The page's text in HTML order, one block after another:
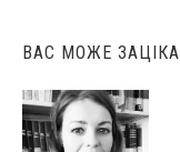
ВАС МОЖЕ